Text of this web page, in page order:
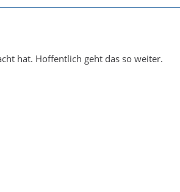
hat. Hoffentlich geht das so weiter.